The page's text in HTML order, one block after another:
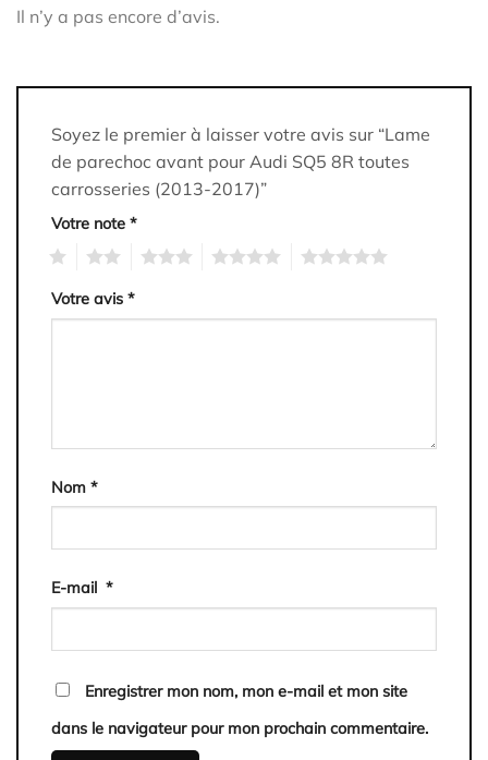
Il n’y a pas encore d’avis.
Soyez le premier à laisser votre avis sur “Lame
de parechoc avant pour Audi SQ5 8R toutes
carrosseries (2013-2017)”
Votre note *
Votre avis *
Nom *
E-mail *
Enregistrer mon nom, mon e-mail et mon site
dans le navigateur pour mon prochain commentaire.